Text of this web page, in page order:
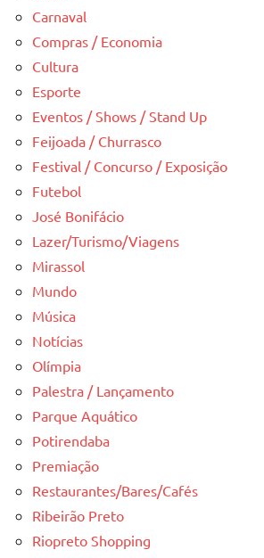
Carnaval
Compras / Economia
Cultura
Esporte
Eventos / Shows / Stand Up
Feijoada / Churrasco
Festival / Concurso / Exposição
Futebol
José Bonifácio
Lazer/Turismo/Viagens
Mirassol
Mundo
Música
Notícias
Olímpia
Palestra / Lançamento
Parque Aquático
Potirendaba
Premiação
Restaurantes/Bares/Cafés
Ribeirão Preto
Riopreto Shopping